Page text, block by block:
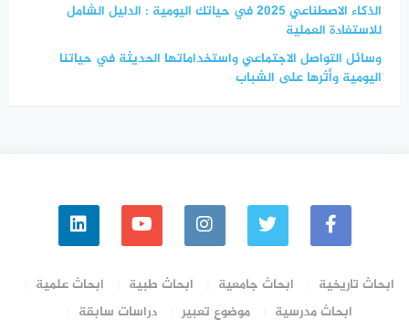
الذكاء الاصطناعي 2025 في حياتك اليومية : الدليل الشامل
للاستفادة العملية
وسائل التواصل الاجتماعي واستخداماتها الحديثة في حياتنا
اليومية وأثرها على الشباب
ابحاث تاريخية ابحاث جامعية ابحاث طبية
ابحاث علمية
ابحاث مدرسية
موضوع تعبير
دراسات سابقة